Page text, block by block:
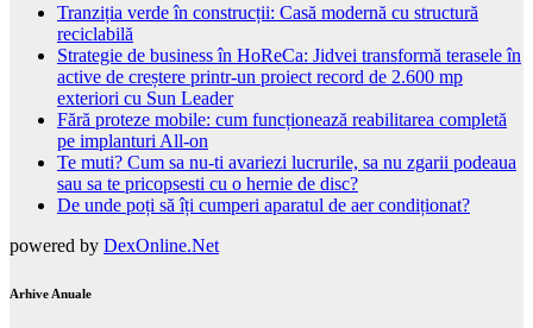
Tranziția verde în construcții: Casă modernă cu structură
reciclabilă
Strategie de business în HoReCa: Jidvei transformă terasele în
active de creștere printr-un proiect record de 2.600 mp
exteriori cu Sun Leader
Fără proteze mobile: cum funcționează reabilitarea completă
pe implanturi All-on
Te muti? Cum sa nu-ti avariezi lucrurile, sa nu zgarii podeaua
sau sa te pricopsesti cu o hernie de disc?
De unde poți să îți cumperi aparatul de aer condiționat?
powered by DexOnline.Net
Arhive Anuale